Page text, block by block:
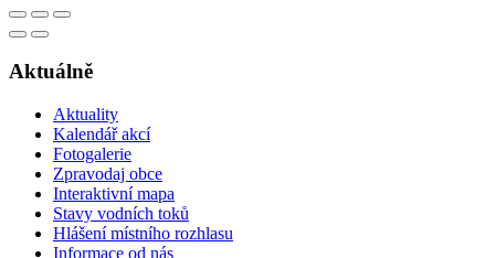
Aktuálně
Aktuality
Kalendář akcí
Fotogalerie
Zpravodaj obce
Interaktivní mapa
Stavy vodních toků
Hlášení místního rozhlasu
Informace od nás